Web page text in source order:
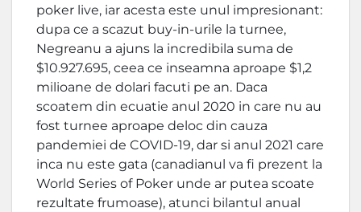
poker live, iar acesta este unul impresionant:
dupa ce a scazut buy-in-urile la turnee,
Negreanu a ajuns la incredibila suma de
$10.927.695, ceea ce inseamna aproape $1,2
milioane de dolari facuti pe an. Daca
scoatem din ecuatie anul 2020 in care nu au
fost turnee aproape deloc din cauza
pandemiei de COVID-19, dar si anul 2021 care
inca nu este gata (canadianul va fi prezent la
World Series of Poker unde ar putea scoate
rezultate frumoase), atunci bilantul anual